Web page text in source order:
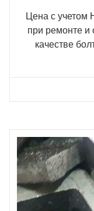
Цена с учетом
при ремонте и
качестве